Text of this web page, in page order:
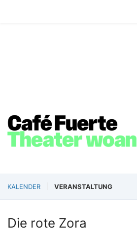
KALENDER VERANSTALTUNG
Die rote Zora